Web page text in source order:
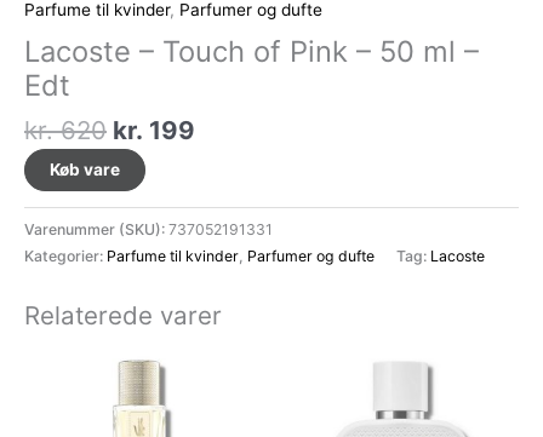
Parfume til kvinder, Parfumer og dufte
Lacoste – Touch of Pink – 50 ml –
Edt
kr.620 Den
oprindelige
pris
var:
kr. 620.
kr. 199
er:
kr. 199.
Køb vare
Varenummer (SKU): 737052191331
Kategorier: Parfume til kvinder Parfumer og dufte Tag: Lacoste
Relaterede varer